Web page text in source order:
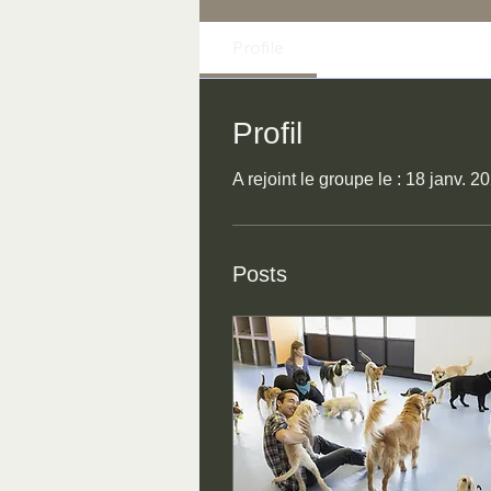
Profil
A rejoint le groupe le : 18 janv.
Posts